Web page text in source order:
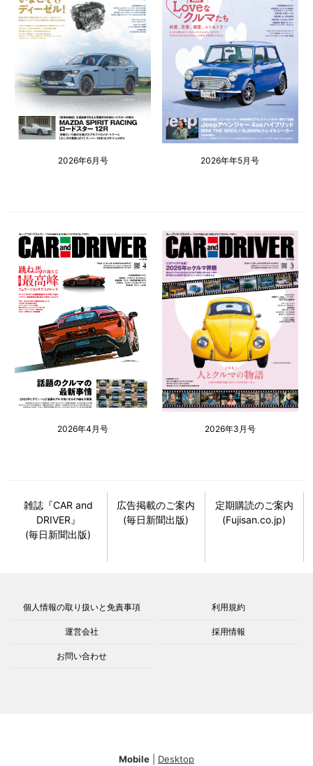
2026年6月号 2026年年5月号
2026年4月号 2026年3月号
雑誌『CAR and
DRIVER』
(毎日新聞出版)
広告掲載のご案内
(毎日新聞出版)
定期購読のご案内
(Fujisan.co.jp)
個人情報の取り扱いと免責事項 利用規約
運営会社 採用情報
お問い合わせ
Mobile Desktop